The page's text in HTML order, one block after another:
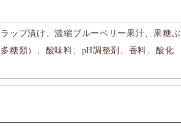
ップ漬け、濃縮ブルーベリー果汁、果糖ぶ
糖類）、酸味料、pH調整剤、香料、酸化